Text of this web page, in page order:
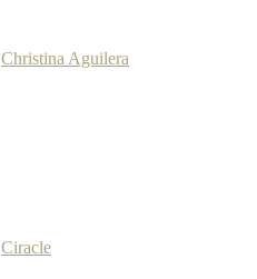
Christina Aguilera
Ciracle